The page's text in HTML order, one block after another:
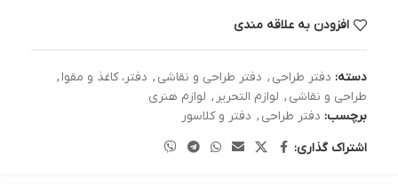
افزودن به علاقه مندی
دسته: دفتر طراحی , دفتر طراحی و نقاشی , دفتر، کاغذ و مقوا ,
طراحی و نقاشی , لوازم التحریر , لوازم هنری
برچسب: دفتر طراحی , دفتر و کلاسور
اشتراک گذاری: